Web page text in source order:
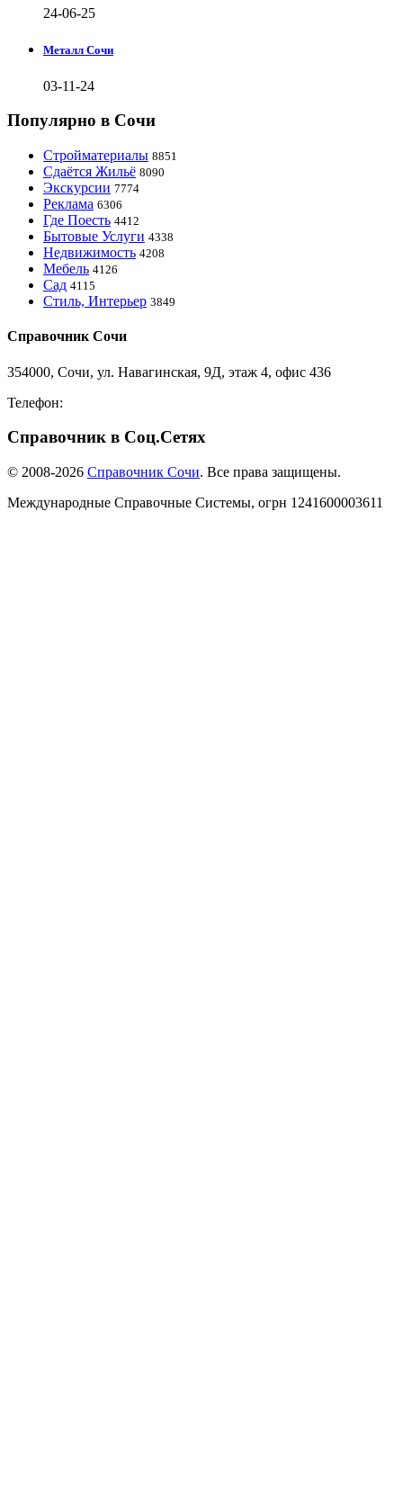
24-06-25
Металл Сочи
03-11-24
Популярно в Сочи
Стройматериалы 8851
Сдаётся Жильё 8090
Экскурсии 7774
Реклама 6306
Где Поесть 4412
Бытовые Услуги 4338
Недвижимость 4208
Мебель 4126
Сад 4115
Стиль, Интерьер 3849
Справочник Сочи
354000, Сочи, ул. Навагинская, 9Д, этаж 4, офис 436
Телефон:
Справочник в Соц.Сетях
© 2008-2026 Справочник Сочи. Все права защищены.
Международные Справочные Системы, огрн 1241600003611